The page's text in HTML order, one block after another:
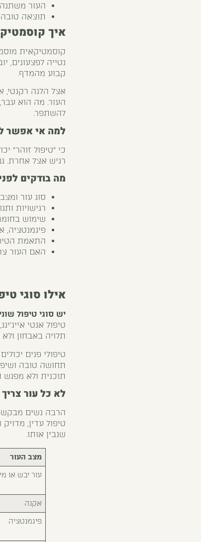
העור משתנה
תוצאה טובה
איך
קוסמטיקאית
נטייה לפצעונים,
קבוע מהמדף.
אצל הלגה רקנטי,
העור. מה הוא
להשתפר.
למה אי אפשר
כי “טיפול זוהר”
רגיש אצל אחרת.
מה בודקים
סוג עור
רגישויות
שימוש
פיגמנטציה,
התאמת
האם העור
אילו סוגי
יש סוגי טיפול
טיפול אנטי
תלויה באבחון
טיפולי פנים
תחושה טובה
תוכנית ולא מפגש
לא כל עור
הרבה נשים
טיפול עדין,
שנבין אותו.
מצב העור
עור יבש או
אקנה
פיגמנטציה